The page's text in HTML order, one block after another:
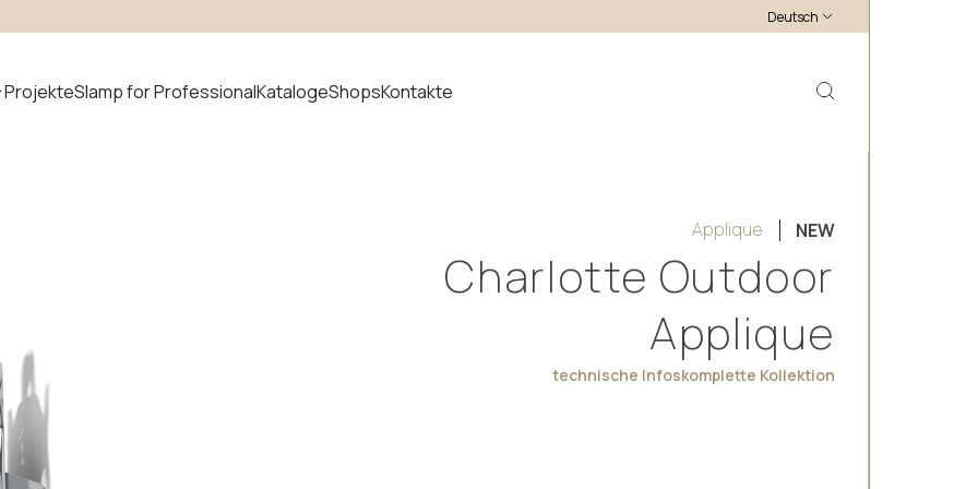
Deutsch
ProjekteSlamp for ProfessionalKatalogeShopsKontakte
Applique NEW
Charlotte Outdoor
Applique
technische Infoskomplette Kollektion